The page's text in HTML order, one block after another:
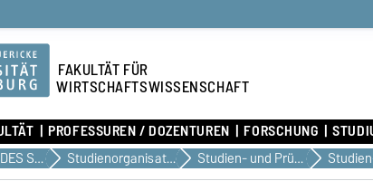
FAKULTÄT FÜR
WIRTSCHAFTSWISSENSCHAFT
PROFESSUREN / DOZENTUREN FORSCHUNG
WÄHREND DES STUDIUMS Studienorganisation & Dokumente Studien- und Prüfungsordnungen